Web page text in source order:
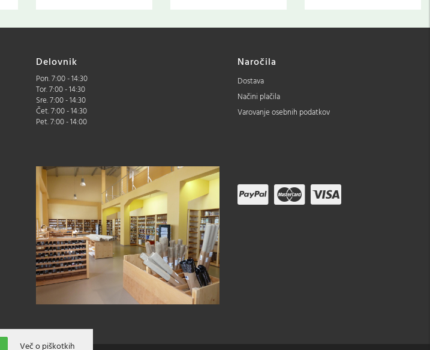
Delovnik
Pon. 7:00 - 14:30
Tor. 7:00 - 14:30
Sre. 7:00 - 14:30
Čet. 7:00 - 14:30
Pet. 7:00 - 14:00
Naročila
Dostava
Načini plačila
Varovanje osebnih podatkov
Več o piškotkih